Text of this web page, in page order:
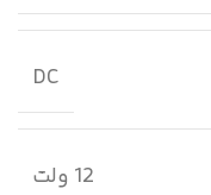
DC
12 ولت